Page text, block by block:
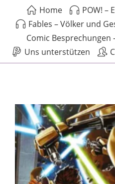
Home
POW! –
Fables – Völker und
Comic Besprechungen
Uns unterstützen